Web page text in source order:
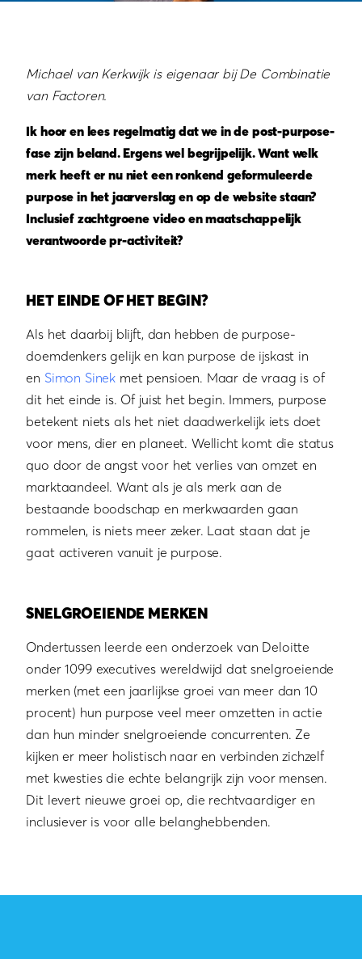
Michael van Kerkwijk is eigenaar bij De Combinatie
van Factoren.
Ik hoor en lees regelmatig dat we in de post-purpose-
fase zijn beland. Ergens wel begrijpelijk. Want welk
merk heeft er nu niet een ronkend geformuleerde
purpose in het jaarverslag en op de website staan?
Inclusief zachtgroene video en maatschappelijk
verantwoorde pr-activiteit?
HET EINDE OF HET BEGIN?
Als het daarbij blijft, dan hebben de purpose-
doemdenkers gelijk en kan purpose de ijskast in
en Simon Sinek met pensioen. Maar de vraag is of
dit het einde is. Of juist het begin. Immers, purpose
betekent niets als het niet daadwerkelijk iets doet
voor mens, dier en planeet. Wellicht komt die status
quo door de angst voor het verlies van omzet en
marktaandeel. Want als je als merk aan de
bestaande boodschap en merkwaarden gaan
rommelen, is niets meer zeker. Laat staan dat je
gaat activeren vanuit je purpose.
SNELGROEIENDE MERKEN
Ondertussen leerde een onderzoek van Deloitte
onder 1099 executives wereldwijd dat snelgroeiende
merken (met een jaarlijkse groei van meer dan 10
procent) hun purpose veel meer omzetten in actie
dan hun minder snelgroeiende concurrenten. Ze
kijken er meer holistisch naar en verbinden zichzelf
met kwesties die echte belangrijk zijn voor mensen.
Dit levert nieuwe groei op, die rechtvaardiger en
inclusiever is voor alle belanghebbenden.